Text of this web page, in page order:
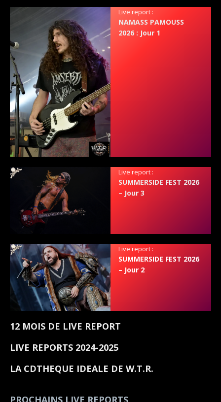
Live report :
NAMASS PAMOUSS
2026 : Jour 1
Live report :
SUMMERSIDE FEST 2026
– Jour 3
Live report :
SUMMERSIDE FEST 2026
– Jour 2
12 MOIS DE LIVE REPORT
LIVE REPORTS 2024-2025
LA CDTHEQUE IDEALE DE W.T.R.
PROCHAINS LIVE REPORTS